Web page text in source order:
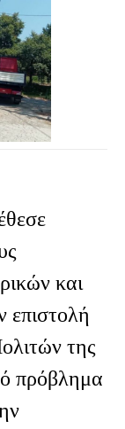
και
της
πρόβλημα